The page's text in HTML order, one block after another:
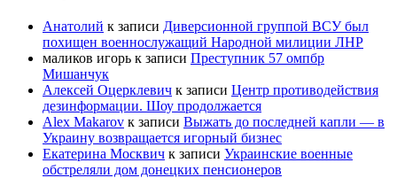
Анатолий к записи Диверсионной группой ВСУ был
похищен военнослужащий Народной милиции ЛНР
маликов игорь к записи Преступник 57 омпбр
Мишанчук
Алексей Оцерклевич к записи Центр противодействия
дезинформации. Шоу продолжается
Alex Makarov к записи Выжать до последней капли — в
Украину возвращается игорный бизнес
Екатерина Москвич к записи Украинские военные
обстреляли дом донецких пенсионеров